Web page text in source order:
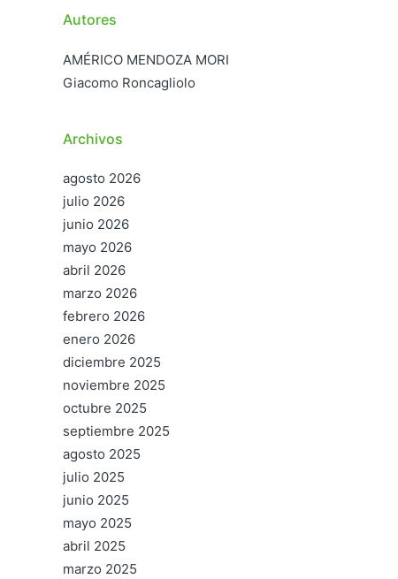
Autores
AMÉRICO MENDOZA MORI
Giacomo Roncagliolo
Archivos
agosto 2026
julio 2026
junio 2026
mayo 2026
abril 2026
marzo 2026
febrero 2026
enero 2026
diciembre 2025
noviembre 2025
octubre 2025
septiembre 2025
agosto 2025
julio 2025
junio 2025
mayo 2025
abril 2025
marzo 2025